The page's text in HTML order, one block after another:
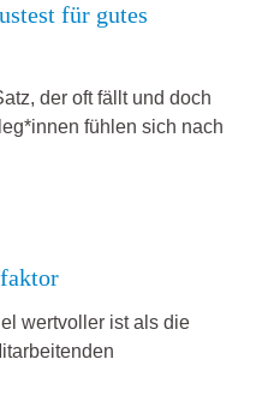
für gutes
der oft fällt und doch
fühlen sich nach
wertvoller ist als die